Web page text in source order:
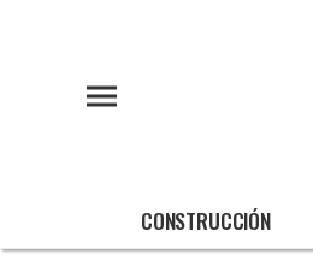
CONSTRUCCIÓN